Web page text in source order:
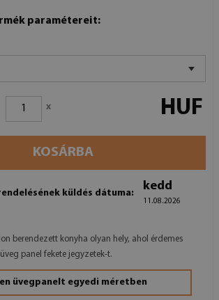
paramétereit:
x HUF
KOSÁRBA
küldés dátuma:
kedd
11.08.2026
berendezett konyha olyan hely, ahol érdemes
panel fekete jegyzetek-t.
üvegpanelt egyedi méretben